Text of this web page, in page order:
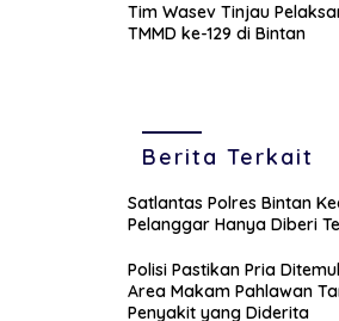
Tim Wasev Tinjau
TMMD ke-129 di Bintan
Berita Terkait
Satlantas Polres Bintan
Pelanggar Hanya Diberi
Polisi Pastikan Pria
Area Makam Pahlawan
Penyakit yang Diderita